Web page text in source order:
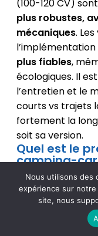
(100-120 CV)
plus robustes,
mécaniques.
l’implémentation
plus fiables,
écologiques. Il
l’entretien et le
courts vs trajets
fortement la
soit sa version.
Quel est le
camping-car
Le Fiat Ducato
les camping-
certains
pannes
Nous utilisons des
expérience sur
site, nous